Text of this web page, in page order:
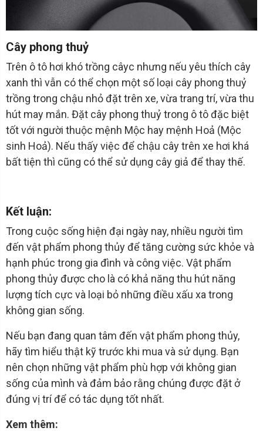
Cây phong thuỷ
Trên ô tô hơi khó trồng câyc nhưng nếu yêu thích cây
xanh thì vẫn có thể chọn một số loại cây phong thuỷ
trồng trong chậu nhỏ đặt trên xe, vừa trang trí, vừa thu
hút may mắn. Đặt cây phong thuỷ trong ô tô đặc biệt
tốt với người thuộc mệnh Mộc hay mệnh Hoả (Mộc
sinh Hoả). Nếu thấy việc để chậu cây trên xe hơi khá
bất tiện thì cũng có thể sử dụng cây giả để thay thế.
Kết luận:
Trong cuộc sống hiện đại ngày nay, nhiều người tìm
đến vật phẩm phong thủy để tăng cường sức khỏe và
hạnh phúc trong gia đình và công việc. Vật phẩm
phong thủy được cho là có khả năng thu hút năng
lượng tích cực và loại bỏ những điều xấu xa trong
không gian sống.
Nếu bạn đang quan tâm đến vật phẩm phong thủy,
hãy tìm hiểu thật kỹ trước khi mua và sử dụng. Bạn
nên chọn những vật phẩm phù hợp với không gian
sống của mình và đảm bảo rằng chúng được đặt ở
đúng vị trí để có tác dụng tốt nhất.
Xem thêm: